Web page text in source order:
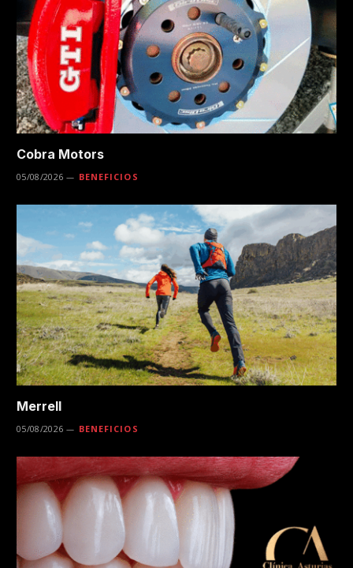
Cobra Motors
05/08/2026 BENEFICIOS
Merrell
05/08/2026 BENEFICIOS